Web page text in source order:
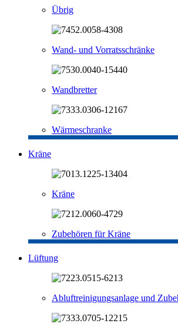
Übrig
Wand- und Vorratsschränke
Wandbretter
Wärmeschranke
Kräne
Kräne
Zubehören für Kräne
Lüftung
Abluftreinigungsanlage und